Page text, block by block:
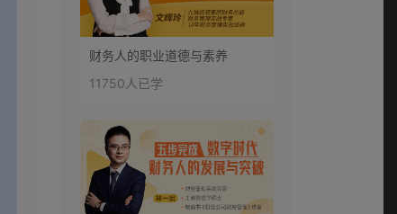
财务人的职业道德与素养
11750人已学